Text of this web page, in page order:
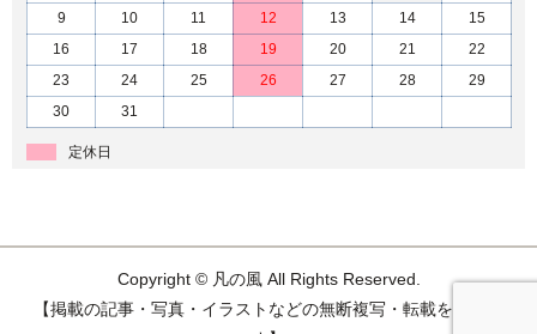
9
10 11 12 13 14
15
16
17 18 19 20 21
22
23
24 25 26 27 28
29
30
31
定休日
Copyright © 凡の風 All Rights Reserved.
【掲載の記事・写真・イラストなどの無断複写・転載を禁じま